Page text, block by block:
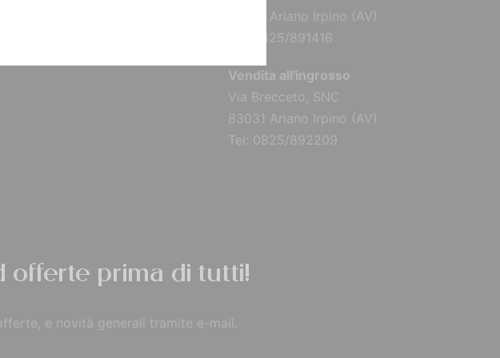
83031 Ariano Irpino (AV)
Tel: 0825/891416
Vendita all'ingrosso
Via Brecceto, SNC
83031 Ariano Irpino (AV)
Tel: 0825/892209
offerte prima di tutti!
e novità generali tramite e-mail.